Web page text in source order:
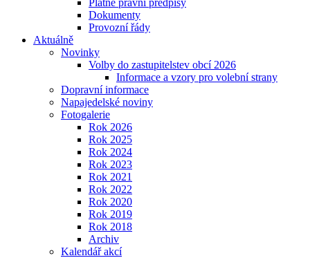
Platné právní předpisy
Dokumenty
Provozní řády
Aktuálně
Novinky
Volby do zastupitelstev obcí 2026
Informace a vzory pro volební strany
Dopravní informace
Napajedelské noviny
Fotogalerie
Rok 2026
Rok 2025
Rok 2024
Rok 2023
Rok 2021
Rok 2022
Rok 2020
Rok 2019
Rok 2018
Archiv
Kalendář akcí